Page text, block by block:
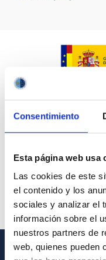
Consentimiento
Esta página web usa
Las cookies de este
el contenido y los
sociales y analizar el
información sobre el
nuestros partners de
web, quienes pueden